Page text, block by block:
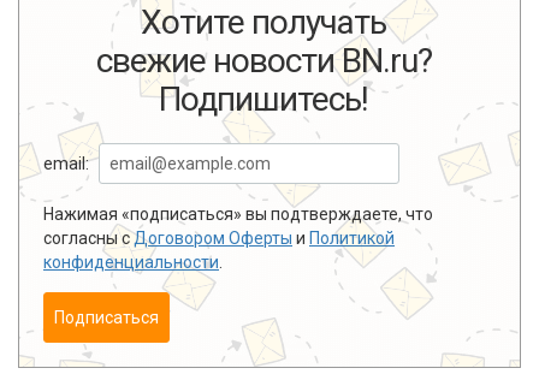
Хотите получать
свежие новости BN.ru?
Подпишитесь!
email:
Нажимая «подписаться» вы подтверждаете, что
согласны сДоговором Оферты и Политикой
конфиденциальности
Подписаться